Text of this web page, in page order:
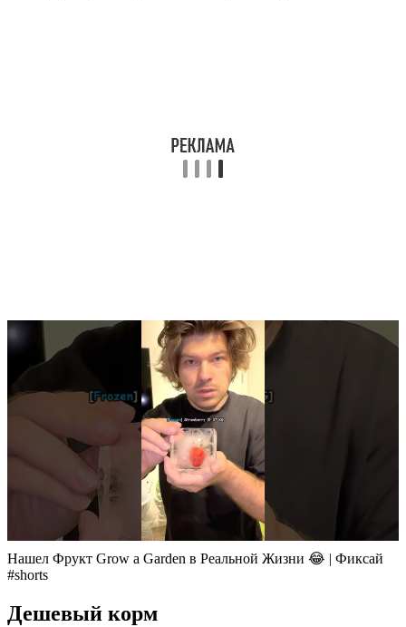
Нашел Фрукт Grow a Garden в Реальной Жизни 😂 | Фиксай
#shorts
Дешевый корм